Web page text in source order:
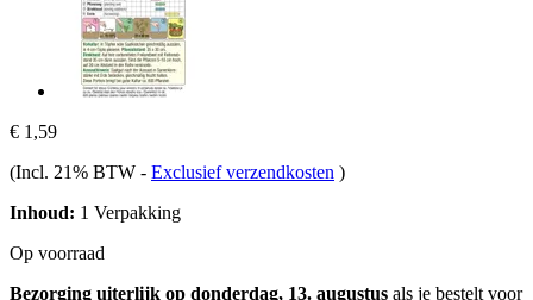
€ 1,59
(Incl. 21% BTW - Exclusief verzendkosten )
Inhoud: 1 Verpakking
Op voorraad
Bezorging uiterlijk op donderdag, 13. augustus als je bestelt voor